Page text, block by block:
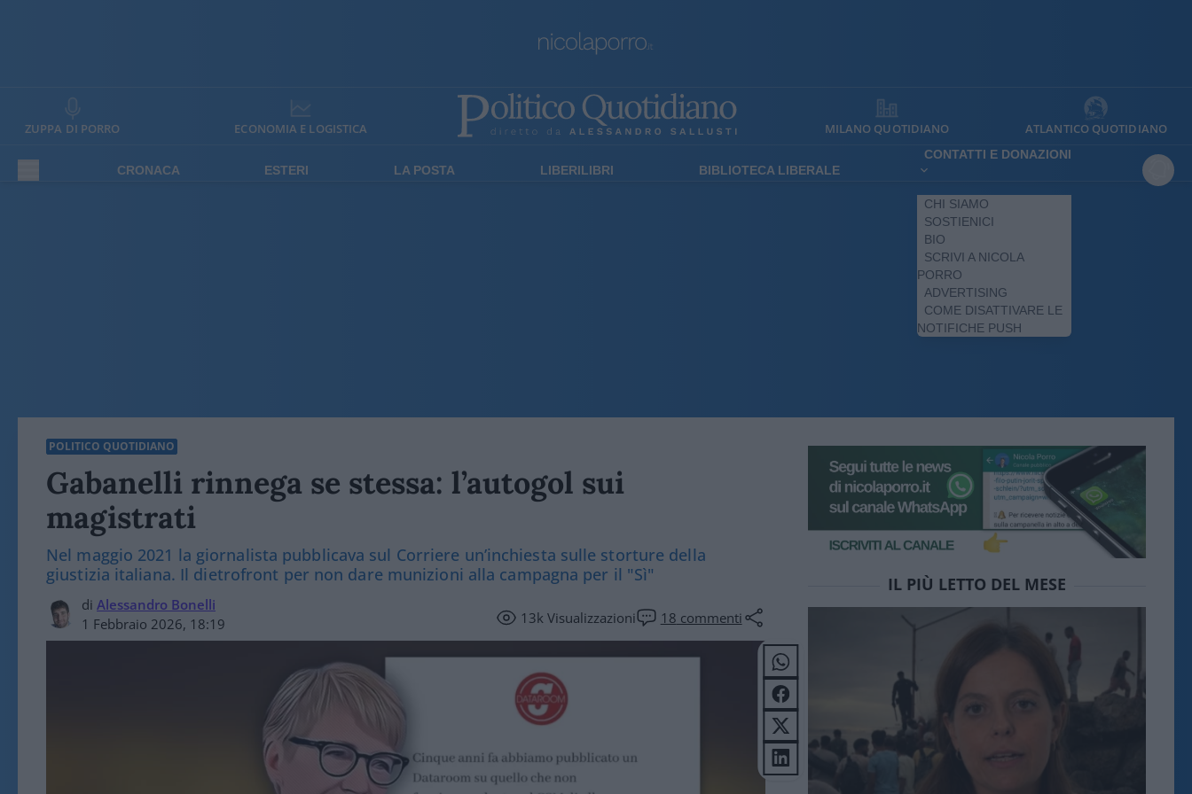
ZUPPA DI PORRO ECONOMIA E LOGISTICA MILANO QUOTIDIANO ATLANTICO QUOTIDIANO
CRONACA ESTERI LA POSTA LIBERILIBRI BIBLIOTECA LIBERALE
CONTATTI E DONAZIONI
CHI SIAMO
SOSTIENICI
BIO
SCRIVI A NICOLA
PORRO
ADVERTISING
COME DISATTIVARE LE
NOTIFICHE PUSH
POLITICO QUOTIDIANO
Gabanelli rinnega se stessa: l’autogol sui
magistrati
Nel maggio 2021 la giornalista pubblicava sul Corriere un’inchiesta sulle storture della
giustizia italiana. Il dietrofront per non dare munizioni alla campagna per il "Sì"
di Alessandro Bonelli
1 Febbraio 2026, 18:19
13kVisualizzazioni 18 commenti
IL PIÙ LETTO DEL MESE